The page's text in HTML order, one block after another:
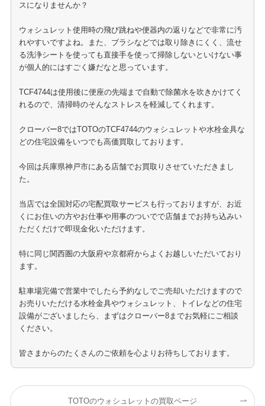
スになりませんか？
ウォシュレット使用時の飛び跳ねや便器内の返りなどで非常に汚
れやすいですよね。また、ブラシなどでは取り除きにくく、流せ
る洗浄シートを使っても直接手を使って掃除しないといけない事
が個人的にはすごく嫌だなと思っています。
TCF4744は使用後に便座の先端まで自動で除菌水を吹きかけてく
れるので、清掃時のそんなストレスを軽減してくれます。
クローバー8ではTOTOのTCF4744のウォシュレットや水栓金具な
どの住宅設備をいつでも高価買取しております。
今回は兵庫県神戸市にある店舗でお買取りさせていただきまし
た。
当店では全国対応の宅配買取サービスも行っておりますが、お近
くにお住いの方やお仕事や用事のついでで店舗までお持ち込みい
ただくだけで即現金化いただけます。
特に同じ関西圏の大阪府や京都府からよくお越しいただいており
ます。
駐車場完備で営業中でしたら予約なしでご売却いただけますので
お売りいただける水栓金具やウォシュレット、トイレなどの住宅
設備がございましたら、まずはクローバー8までお気軽にご相談
ください。
皆さまからのたくさんのご依頼を心よりお待ちしております。
TOTOのウォシュレットの買取ページ